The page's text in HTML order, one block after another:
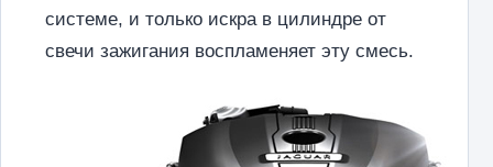
системе, и только искра в цилиндре от
свечи зажигания воспламеняет эту смесь.